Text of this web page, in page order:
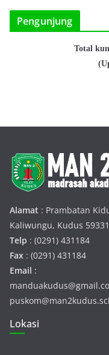
Pengunjung
Total
Alamat : Prambatan
Kaliwungu, Kudus 59331
Telp : (0291) 431184
Fax : (0291) 431184
Email :
Lokasi